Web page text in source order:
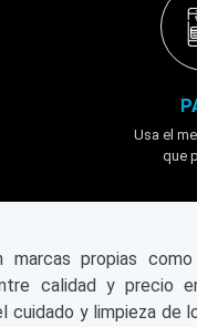
Usa el
que
propias como
calidad y precio
cuidado y limpieza de